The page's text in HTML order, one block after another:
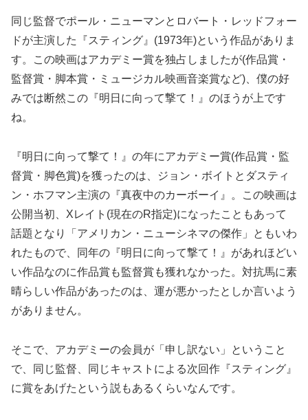
同じ監督でポール・ニューマンとロバート・レッドフォー
ドが主演した『スティング』(1973年)という作品がありま
す。この映画はアカデミー賞を独占しましたが(作品賞・
監督賞・脚本賞・ミュージカル映画音楽賞など)、僕の好
みでは断然この『明日に向って撃て！』のほうが上です
ね。
『明日に向って撃て！』の年にアカデミー賞(作品賞・監
督賞・脚色賞)を獲ったのは、ジョン・ボイトとダスティ
ン・ホフマン主演の『真夜中のカーボーイ』。この映画は
公開当初、Xレイト(現在のR指定)になったこともあって
話題となり「アメリカン・ニューシネマの傑作」ともいわ
れたもので、同年の『明日に向って撃て！』があれほどい
い作品なのに作品賞も監督賞も獲れなかった。対抗馬に素
晴らしい作品があったのは、運が悪かったとしか言いよう
がありません。
そこで、アカデミーの会員が「申し訳ない」ということ
で、同じ監督、同じキャストによる次回作『スティング』
に賞をあげたという説もあるくらいなんです。